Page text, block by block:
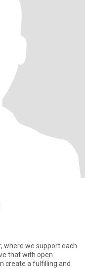
where we support each
that with open
create a fulfilling and